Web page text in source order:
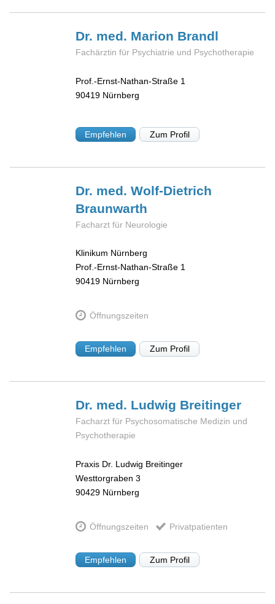
Dr. med. Marion Brandl
Fachärztin für Psychiatrie und Psychotherapie
Prof.-Ernst-Nathan-Straße 1
90419 Nürnberg
Empfehlen Zum Profil
Dr. med. Wolf-Dietrich
Braunwarth
Facharzt für Neurologie
Klinikum Nürnberg
Prof.-Ernst-Nathan-Straße 1
90419 Nürnberg
Öffnungszeiten
Empfehlen Zum Profil
Dr. med. Ludwig Breitinger
Facharzt für Psychosomatische Medizin und
Psychotherapie
Praxis Dr. Ludwig Breitinger
Westtorgraben 3
90429 Nürnberg
Öffnungszeiten Privatpatienten
Empfehlen Zum Profil